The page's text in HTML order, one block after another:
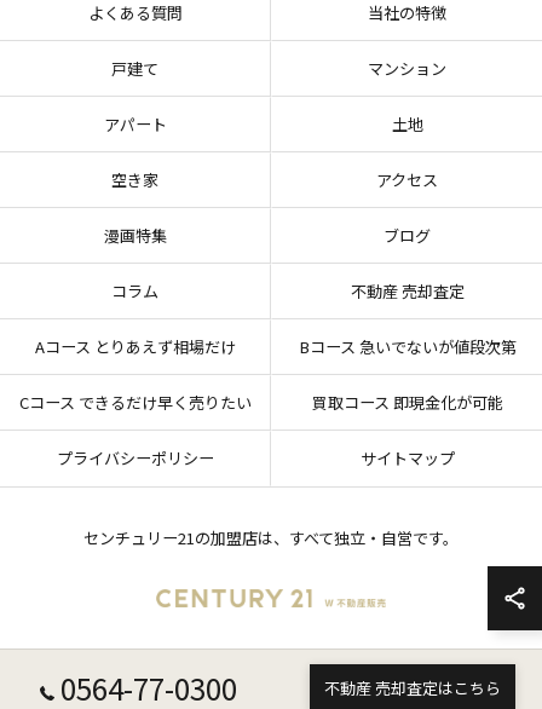
0564-77-0300 不動産 売却査定はこちら
よくある質問 当社の特徴
戸建て マンション
アパート 土地
空き家 アクセス
漫画特集 ブログ
コラム 不動産 売却査定
Aコース とりあえず相場だけ Bコース 急いでないが値段次第
Cコース できるだけ早く売りたい 買取コース 即現金化が可能
プライバシーポリシー サイトマップ
センチュリー21の加盟店は、すべて独立・自営です。
© 2026 愛知県岡崎市の不動産売却ならセンチュリー21 W不動産販売 ALL RIGHTS
RESERVED.